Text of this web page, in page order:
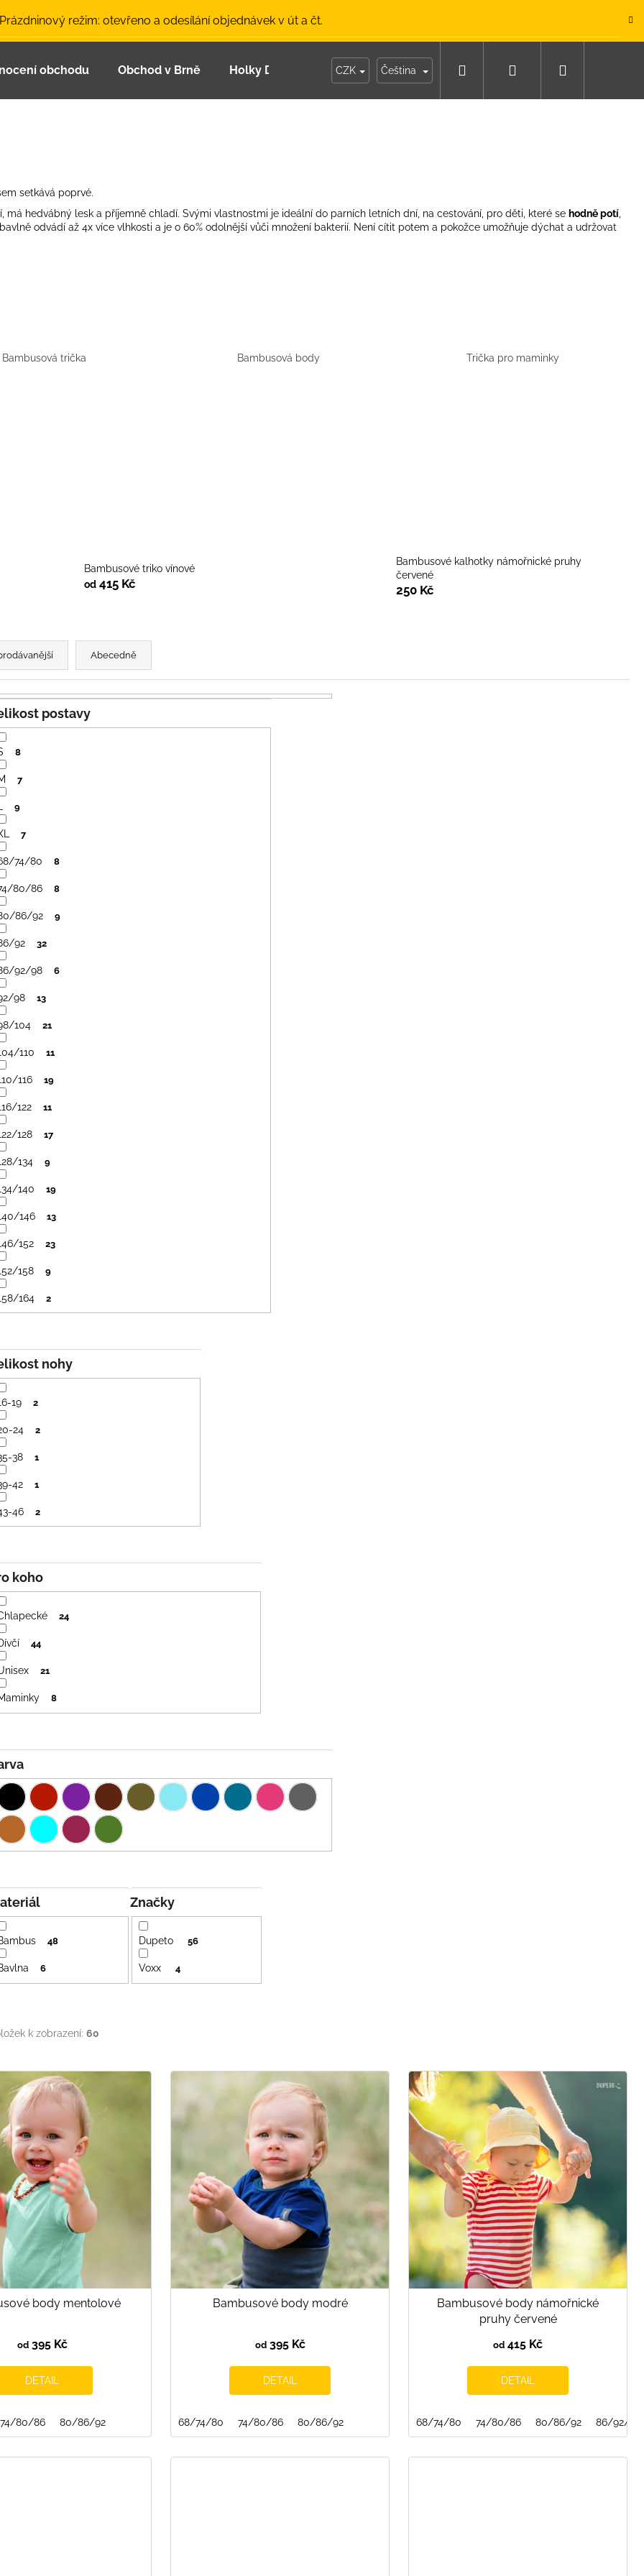
režim: otevřeno a odesílání objednávek v út a čt.
obchodu Obchod v Brně Holky Dupeťačky Moje objednávka
CZK Čeština Hledat Přihlášení
setkává poprvé.
má hedvábný lesk a příjemně chladí. Svými vlastnostmi je ideální do parních letních dní, na cestování, pro děti, které se hodně potí
odvádí až 4x více vlhkosti a je o 60% odolnější vůči množení bakterií. Není cítit potem a pokožce umožňuje dýchat a udržovat
Bambusová trička Bambusová body Trička pro maminky
Bambusové triko vínové
od415 Kč
Bambusové kalhotky námořnické pruhy
červené
250 Kč
Abecedně
Značky
Dupeto 56
Voxx 4
Materiál
48
6
koho
24
44
21
8
nohy
19 2
24 2
38 1
42 1
46 2
postavy
8
7
9
7
74/80 8
80/86 8
86/92 9
92 32
92/98 6
98 13
104 21
110 11
116 19
122 11
128 17
134 9
140 19
146 13
152 23
158 9
164 2
k zobrazení: 60
body mentolové
od395 Kč
DETAIL
74/80/86 80/86/92
Bambusové body modré
od395 Kč
DETAIL
68/74/80 74/80/86 80/86/92
Bambusové body námořnické
pruhy červené
od 415 Kč
DETAIL
68/74/80 74/80/86 80/86/92 86/92/98
Co potřebujete najít?
Doporučujeme